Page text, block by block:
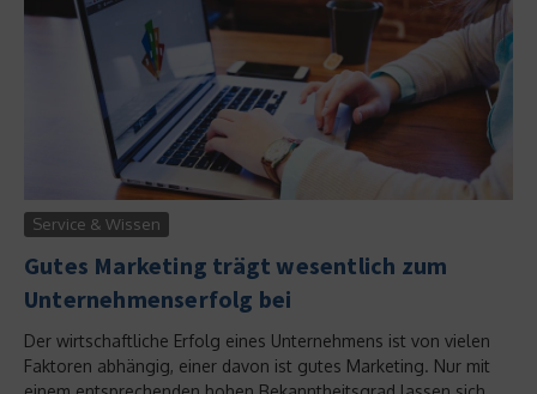
Service & Wissen
Gutes Marketing trägt wesentlich zum
Unternehmenserfolg bei
Der wirtschaftliche Erfolg eines Unternehmens ist von vielen
Faktoren abhängig, einer davon ist gutes Marketing. Nur mit